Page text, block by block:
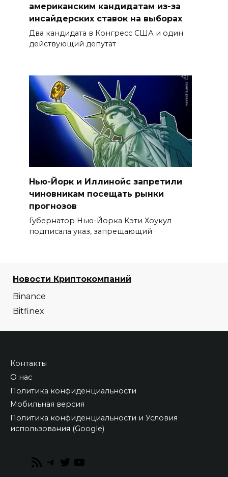
американским кандидатам из-за
инсайдерских ставок на выборах
Два кандидата в Конгресс США и один
действующий депутат
Нью-Йорк и Иллинойс запретили
чиновникам посещать рынки
прогнозов
Губернатор Нью-Йорка Кэти Хоукул
подписала указ, запрещающий
Новости Криптокомпаний
Binance
Bitfinex
Контакты
О нас
Политика конфиденциальности
Мобильная версия
Политика конфиденциальности и Условия
использования (Google)
RSS
Telegram
Twitter